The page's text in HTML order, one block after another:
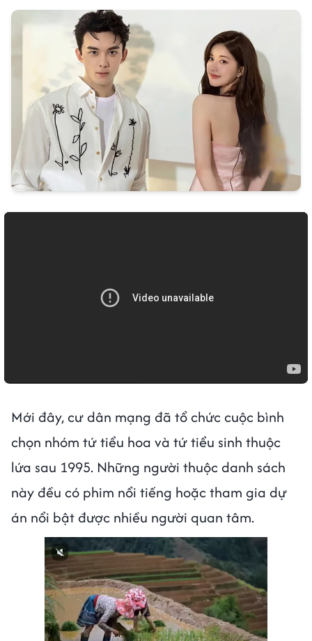
Mới đây, cư dân mạng đã tổ chức cuộc bình
chọn nhóm tứ tiểu hoa và tứ tiểu sinh thuộc
lứa sau 1995. Những người thuộc danh sách
này đều có phim nổi tiếng hoặc tham gia dự
án nổi bật được nhiều người quan tâm.